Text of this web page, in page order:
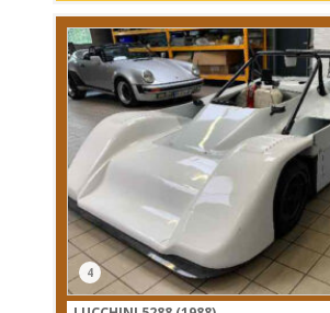
4